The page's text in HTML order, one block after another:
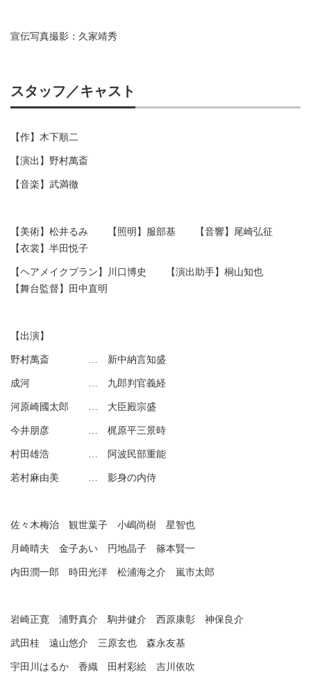
宣伝写真撮影：久家靖秀
スタッフ／キャスト
【作】木下順二
【演出】野村萬斎
【音楽】武満徹
【美術】松井るみ 【照明】服部基 【音響】尾崎弘征
【衣裳】半田悦子
【ヘアメイクプラン】川口博史 【演出助手】桐山知也
【舞台監督】田中直明
【出演】
野村萬斎 … 新中納言知盛
成河 … 九郎判官義経
河原崎國太郎 … 大臣殿宗盛
今井朋彦 … 梶原平三景時
村田雄浩 … 阿波民部重能
若村麻由美 … 影身の内侍
佐々木梅治 観世葉子 小嶋尚樹 星智也
月崎晴夫 金子あい 円地晶子 篠本賢一
内田潤一郎 時田光洋 松浦海之介 嵐市太郎
岩崎正寛 浦野真介 駒井健介 西原康彰 神保良介
武田桂 遠山悠介 三原玄也 森永友基
宇田川はるか 香織 田村彩絵 吉川依吹